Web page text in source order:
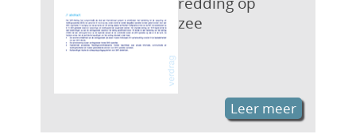
zee
Leer meer